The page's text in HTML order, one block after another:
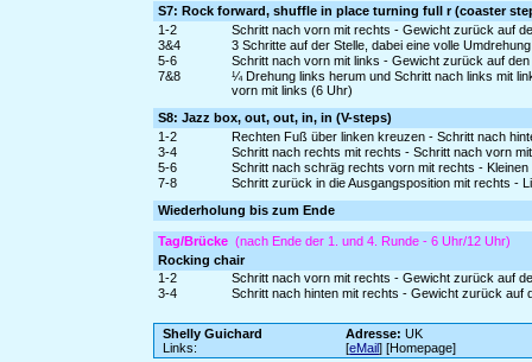
S7: Rock forward, shuffle in place turning full r (coaster
1-2
Schritt nach vorn mit rechts - Gewicht zurück auf
3&4
3 Schritte auf der Stelle, dabei eine volle
5-6
Schritt nach vorn mit links - Gewicht zurück auf
7&8
¼ Drehung links herum und Schritt nach links mit
vorn mit links (6 Uhr)
S8: Jazz box, out, out, in, in (V-steps)
1-2
Rechten Fuß über linken kreuzen - Schritt nach
3-4
Schritt nach rechts mit rechts - Schritt nach vorn
5-6
Schritt nach schräg rechts vorn mit rechts -
7-8
Schritt zurück in die Ausgangsposition mit rechts -
Wiederholung bis zum Ende
Tag/Brücke (nach Ende der 1. und 4. Runde - 6 Uhr/12 Uhr)
Rocking chair
1-2
Schritt nach vorn mit rechts - Gewicht zurück auf
3-4
Schritt nach hinten mit rechts - Gewicht zurück auf
Shelly Guichard Adresse: UK
Links:
[eMail] [Homepage]